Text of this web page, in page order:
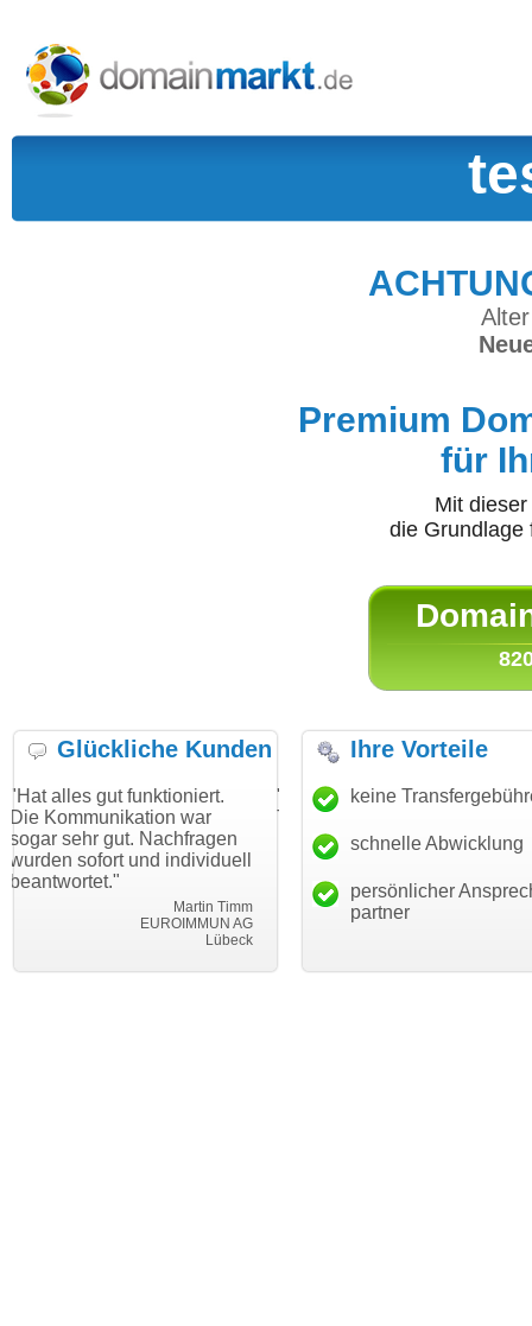
Premium
für
Mit
die
Glückliche Kunden
funktioniert.
war
Nachfragen
und individuell
"Danke für den schnellen
Transfer und guten Service!"
Thomas Schäfer
i can eckert communication GmbH
"Ich bin
haben. Die
mein
Ihre Vorteile
keine
schnelle Abwicklung
persönlicher
partner